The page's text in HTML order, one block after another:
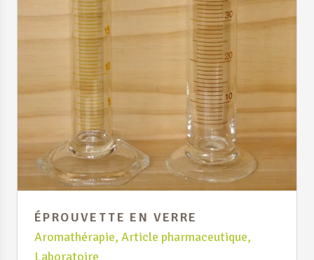
ÉPROUVETTE EN VERRE
Aromathérapie, Article pharmaceutique,
Laboratoire